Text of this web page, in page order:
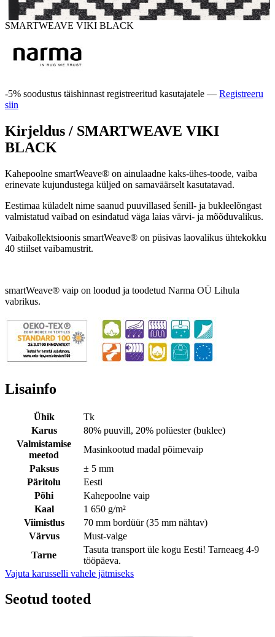
SMARTWEAVE VIKI BLACK
-5% soodustus täishinnast registreeritud kasutajatele — Registreeru
siin
Kirjeldus / SMARTWEAVE VIKI
BLACK
Kahepoolne smartWeave® on ainulaadne kaks-ühes-toode, vaiba
erinevate kujundustega küljed on samaväärselt kasutatavad.
Eestimaa küladelt nime saanud puuvillased šenill- ja bukleelõngast
valmistatud vaibad on esindatud väga laias värvi- ja mõõduvalikus.
Vaibakollektsioonis smartWeave® on püsivas laovalikus ühtekokku
40 stiilset vaibamustrit.
smartWeave® vaip on loodud ja toodetud Narma OÜ Lihula
vabrikus.
Lisainfo
Ühik
Tk
Karus
80% puuvill, 20% polüester (buklee)
Valmistamise
meetod
Masinkootud madal põimevaip
Paksus
± 5 mm
Päritolu
Eesti
Põhi
Kahepoolne vaip
Kaal
1 650 g/m²
Viimistlus
70 mm bordüür (35 mm nähtav)
Värvus
Must-valge
Tarne
Tasuta transport üle kogu Eesti! Tarneaeg 4-9
tööpäeva.
Vajuta karusselli vahele jätmiseks
Seotud tooted